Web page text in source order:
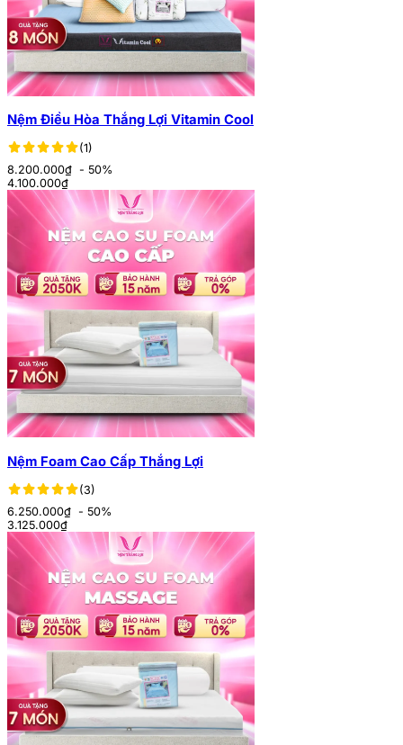
Nệm Điều Hòa Thắng Lợi Vitamin Cool
(1)
8.200.000₫ - 50%
4.100.000₫
Nệm Foam Cao Cấp Thắng Lợi
(3)
6.250.000₫ - 50%
3.125.000₫